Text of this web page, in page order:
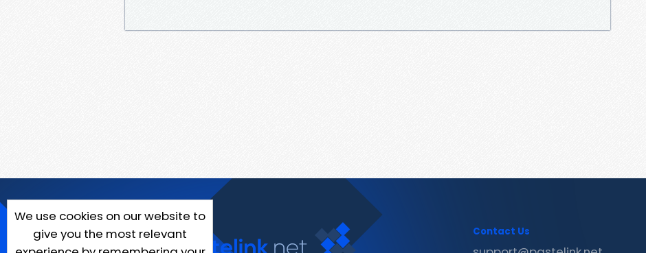
We use cookies on our website to
give you the most relevant
Contact Us